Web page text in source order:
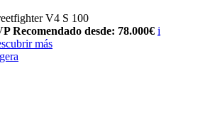
V4 S 100
Recomendado desde: 78.000€ i
más